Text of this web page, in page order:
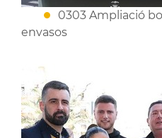
0303 Ampliació
envasos